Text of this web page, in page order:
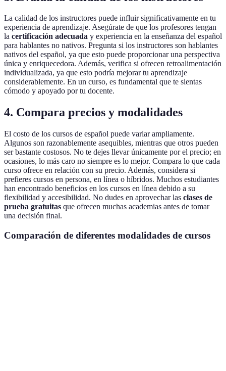
La calidad de los instructores puede influir significativamente en tu
experiencia de aprendizaje. Asegúrate de que los profesores tengan
la certificación adecuada y experiencia en la enseñanza del español
para hablantes no nativos. Pregunta si los instructores son hablantes
nativos del español, ya que esto puede proporcionar una perspectiva
única y enriquecedora. Además, verifica si ofrecen retroalimentación
individualizada, ya que esto podría mejorar tu aprendizaje
considerablemente. En un curso, es fundamental que te sientas
cómodo y apoyado por tu docente.
4. Compara precios y modalidades
El costo de los cursos de español puede variar ampliamente.
Algunos son razonablemente asequibles, mientras que otros pueden
ser bastante costosos. No te dejes llevar únicamente por el precio; en
ocasiones, lo más caro no siempre es lo mejor. Compara lo que cada
curso ofrece en relación con su precio. Además, considera si
prefieres cursos en persona, en línea o híbridos. Muchos estudiantes
han encontrado beneficios en los cursos en línea debido a su
flexibilidad y accesibilidad. No dudes en aprovechar las clases de
prueba gratuitas que ofrecen muchas academias antes de tomar
una decisión final.
Comparación de diferentes modalidades de cursos